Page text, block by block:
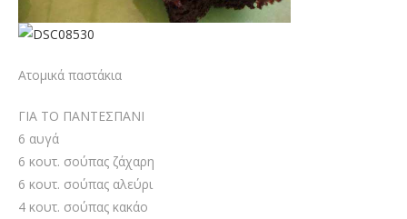
Ατομικά παστάκια
ΓΙΑ ΤΟ ΠΑΝΤΕΣΠΑΝΙ
6 αυγά
6 κουτ. σούπας ζάχαρη
6 κουτ. σούπας αλεύρι
4 κουτ. σούπας κακάο